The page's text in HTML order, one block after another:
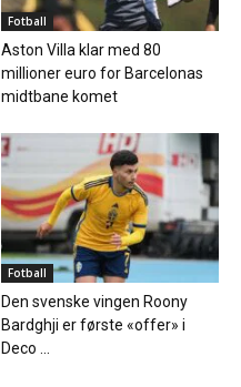
Fotball
Aston Villa klar med 80
millioner euro for Barcelonas
midtbane komet
Fotball
Den svenske vingen Roony
Bardghji er første «offer» i
Deco ...